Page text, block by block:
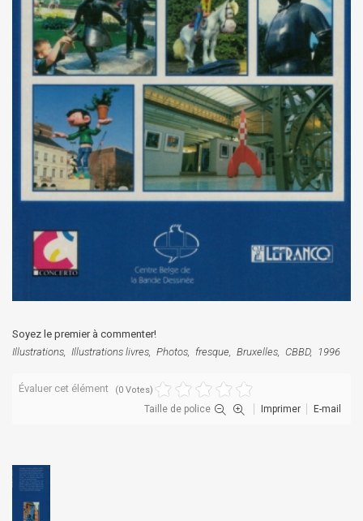
Soyez le premier à commenter!
Illustrations Illustrations livres Photos fresque Bruxelles CBBD 1996
Évaluer cet élément (0 Votes)
Taille de police Imprimer E-mail